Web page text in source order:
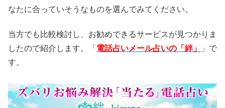
なたに合っていそうなものを選んでみてください。
当方でも比較検討し、お勧めできるサービスが見つかりま
したので紹介します。「 電話占いメール占いの「絆」
」で
す。